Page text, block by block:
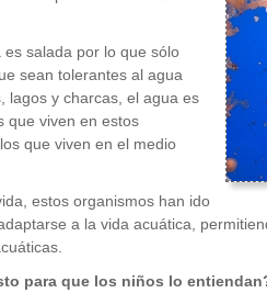
salada por lo que sólo
sean tolerantes al agua
lagos y charcas, el agua es
que viven en estos
que viven en el medio
estos organismos han ido
a la vida acuática,
para que los niños lo